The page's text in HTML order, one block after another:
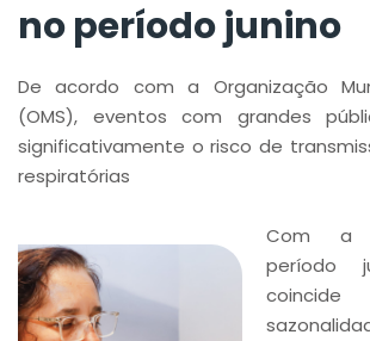
no período junino
De acordo com a Organização
(OMS), eventos com grandes
significativamente o risco de
respiratórias
Com a
período